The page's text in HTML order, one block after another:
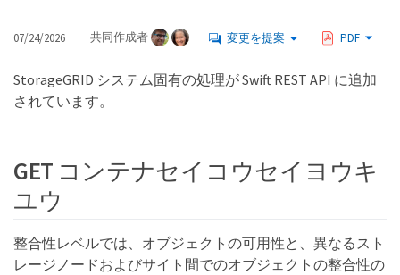
07/24/2026 共同作成者 変更を提案 PDF
StorageGRID システム固有の処理が Swift REST API に追加
されています。
GET コンテナセイコウセイヨウキ
ユウ
整合性レベルでは、オブジェクトの可用性と、異なるスト
レージノードおよびサイト間でのオブジェクトの整合性の